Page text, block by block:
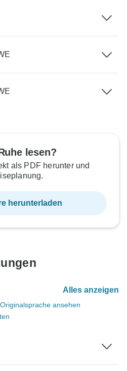
lesen?
als PDF herunter und
herunterladen
Alles anzeigen
ansehen